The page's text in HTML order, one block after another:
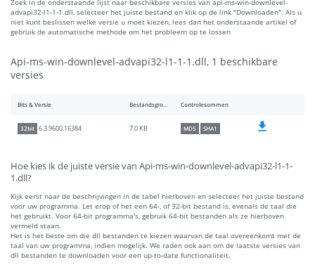
Zoek in de onderstaande lijst naar beschikbare versies van api-ms-win-downlevel-
advapi32-l1-1-1.dll, selecteer het juiste bestand en klik op de link "Downloaden". Als u
niet kunt beslissen welke versie u moet kiezen, lees dan het onderstaande artikel of
gebruik de automatische methode om het probleem op te lossen
Api-ms-win-downlevel-advapi32-l1-1-1.dll, 1 beschikbare
versies
Bits & Versie Bestandsgrootte Controlesommen
32bit 6.3.9600.16384 7.0 KB MD5 SHA1
Hoe kies ik de juiste versie van Api-ms-win-downlevel-advapi32-l1-1-
1.dll?
Kijk eerst naar de beschrijvingen in de tabel hierboven en selecteer het juiste bestand
voor uw programma. Let erop of het een 64-, of 32-bit bestand is, evenals de taal die
het gebruikt. Voor 64-bit programma's, gebruik 64-bit bestanden als ze hierboven
vermeld staan.
Het is het beste om die dll bestanden te kiezen waarvan de taal overeenkomt met de
taal van uw programma, indien mogelijk. We raden ook aan om de laatste versies van
dll bestanden te downloaden voor een up-to-date functionaliteit.